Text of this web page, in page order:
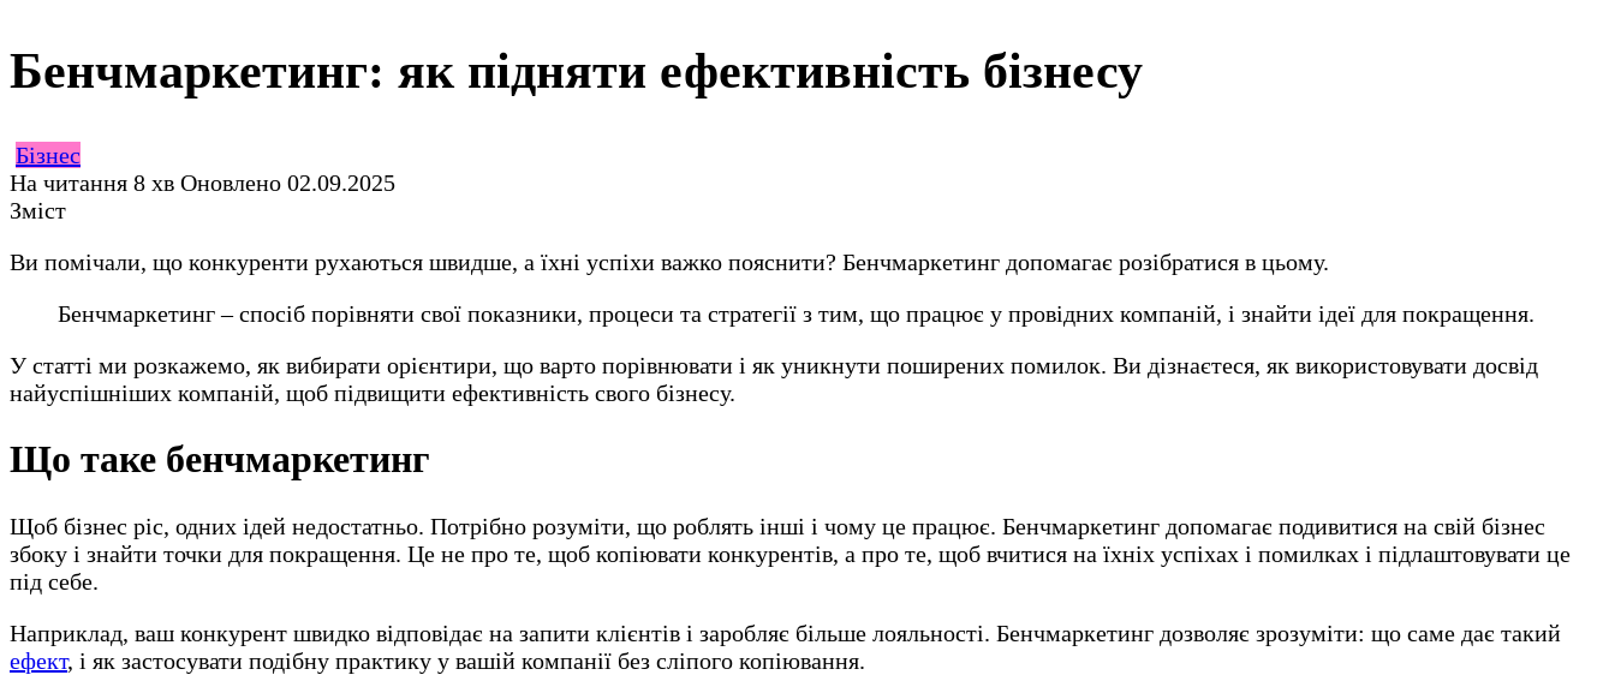
Бенчмаркетинг: як підняти ефективність бізнесу
Бізнес
На читання 8 хв Оновлено 02.09.2025
Зміст
Ви помічали, що конкуренти рухаються швидше, а їхні успіхи важко пояснити? Бенчмаркетинг допомагає розібратися в цьому.
Бенчмаркетинг – спосіб порівняти свої показники, процеси та стратегії з тим, що працює у провідних компаній, і знайти ідеї для покращення.
У статті ми розкажемо, як вибирати орієнтири, що варто порівнювати і як уникнути поширених помилок. Ви дізнаєтеся, як використовувати досвід
найуспішніших компаній, щоб підвищити ефективність свого бізнесу.
Що таке бенчмаркетинг
Щоб бізнес ріс, одних ідей недостатньо. Потрібно розуміти, що роблять інші і чому це працює. Бенчмаркетинг допомагає подивитися на свій бізнес
збоку і знайти точки для покращення. Це не про те, щоб копіювати конкурентів, а про те, щоб вчитися на їхніх успіхах і помилках і підлаштовувати це
під себе.
Наприклад, ваш конкурент швидко відповідає на запити клієнтів і заробляє більше лояльності. Бенчмаркетинг дозволяє зрозуміти: що саме дає такий
ефект, і як застосувати подібну практику у вашій компанії без сліпого копіювання.